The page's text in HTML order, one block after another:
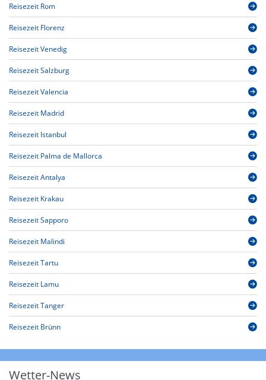
Reisezeit Rom
Reisezeit Florenz
Reisezeit Venedig
Reisezeit Salzburg
Reisezeit Valencia
Reisezeit Madrid
Reisezeit Istanbul
Reisezeit Palma de Mallorca
Reisezeit Antalya
Reisezeit Krakau
Reisezeit Sapporo
Reisezeit Malindi
Reisezeit Tartu
Reisezeit Lamu
Reisezeit Tanger
Reisezeit Brünn
Wetter-News